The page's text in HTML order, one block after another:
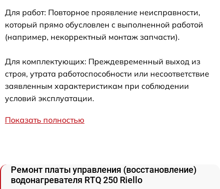
Для работ: Повторное проявление неисправности,
который прямо обусловлен с выполненной работой
(например, некорректный монтаж запчасти).
Для комплектующих: Преждевременный выход из
строя, утрата работоспособности или несоответствие
заявленным характеристикам при соблюдении
условий эксплуатации.
Показать полностью
Ремонт платы управления (восстановление)
водонагревателя RTQ 250 Riello